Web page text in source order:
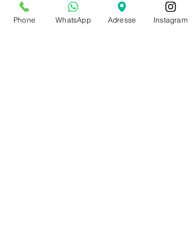
Phone WhatsApp Adresse Instagram